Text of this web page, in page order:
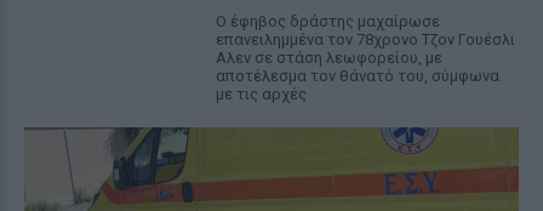
Ο έφηβος δράστης μαχαίρωσε
επανειλημμένα τον 78χρονο Τζον Γουέσλι
Αλεν σε στάση λεωφορείου, με
αποτέλεσμα τον θάνατό του, σύμφωνα
με τις αρχές